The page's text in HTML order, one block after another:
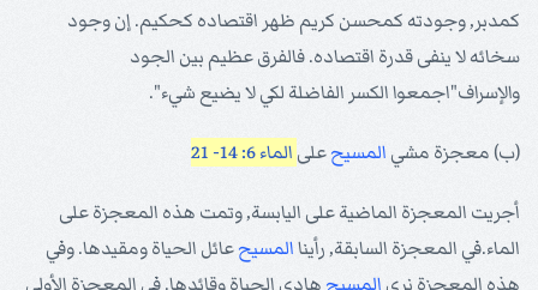
كمدبر, وجودته كمحسن كريم ظهر اقتصاده كحكيم. إن وجود
سخائه لا ينفى قدرة اقتصاده. فالفرق عظيم بين الجود
والإسراف"اجمعوا الكسر الفاضلة لكي لا يضيع شيء".
(ب‌) معجزة مشي المسيحعلى الماء 6: 14- 21
أجريت المعجزة الماضية على اليابسة, وتمت هذه المعجزة على
الماء.في المعجزة السابقة, رأيناالمسيحعائل الحياة ومقيدها. وفي
هذه المعجزة نرى المسيح هادي الحياة وقائدها. في المعجزة الأولى